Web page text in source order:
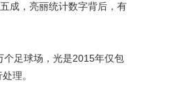
成，亮丽统计数字背后，有
足球场，光是2015年仅包
理。